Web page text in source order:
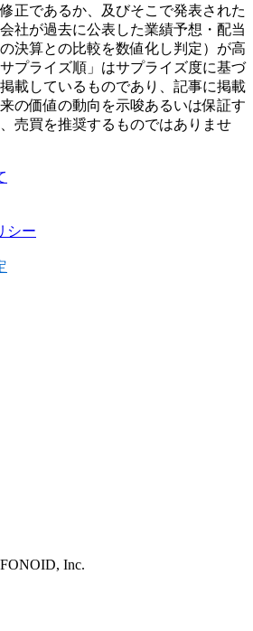
正であるか、及びそこで発表された
社が過去に公表した業績予想・配当
決算との比較を数値化し判定）が高
プライズ順」はサプライズ度に基づ
載しているものであり、記事に掲載
の価値の動向を示唆あるいは保証す
売買を推奨するものではありませ
シー
Inc.